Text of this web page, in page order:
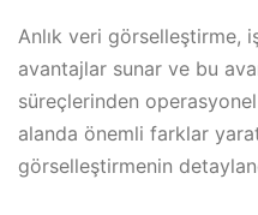
Anlık veri görselleştirme,
avantajlar sunar ve bu
süreçlerinden
alanda önemli farklar
görselleştirmenin